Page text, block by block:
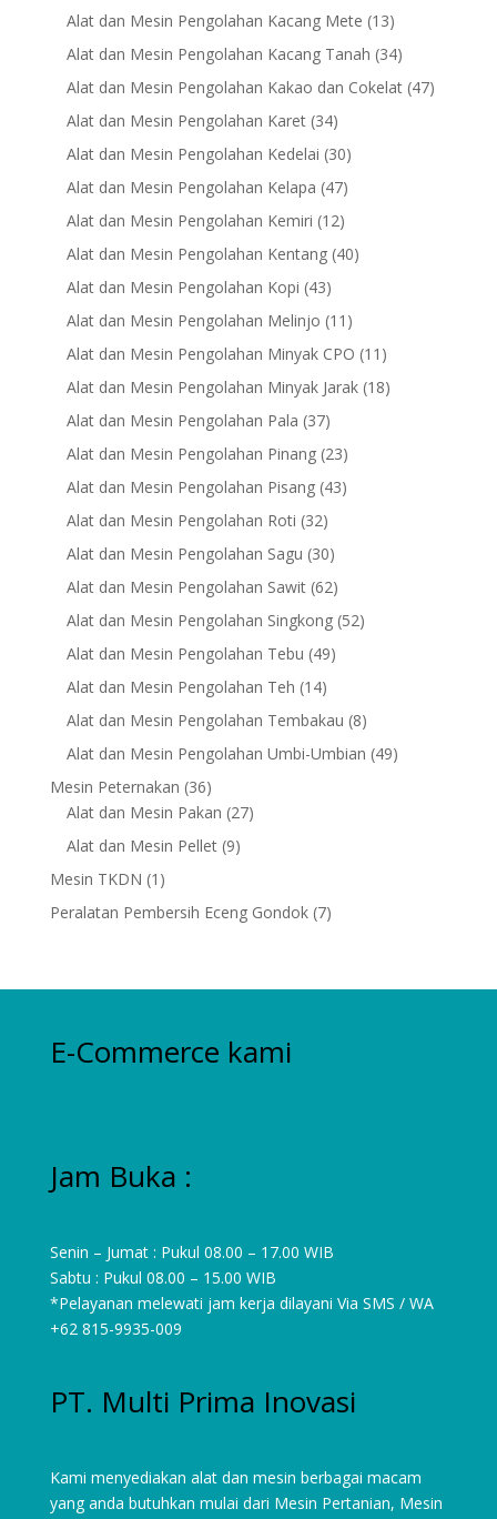
products
Alat dan Mesin Pengolahan Kacang Mete 1313
products
Alat dan Mesin Pengolahan Kacang Tanah 3434
products
Alat dan Mesin Pengolahan Kakao dan Cokelat 4747
Alat dan Mesin Pengolahan Karet 3434
products
Alat dan Mesin Pengolahan Kedelai 3030
products
Alat dan Mesin Pengolahan Kelapa 4747
products
Alat dan Mesin Pengolahan Kemiri 1212
products
Alat dan Mesin Pengolahan Kentang 4040
Alat dan Mesin Pengolahan Kopi 4343
products
Alat dan Mesin Pengolahan Melinjo 11 11
products
Alat dan Mesin Pengolahan Minyak CPO 11 11
products
Alat dan Mesin Pengolahan Minyak Jarak 1818
Alat dan Mesin Pengolahan Pala 3737
products
Alat dan Mesin Pengolahan Pinang 2323
products
Alat dan Mesin Pengolahan Pisang 4343
Alat dan Mesin Pengolahan Roti 3232
products
Alat dan Mesin Pengolahan Sagu 3030
products
Alat dan Mesin Pengolahan Sawit 6262
products
Alat dan Mesin Pengolahan Singkong 5252
Alat dan Mesin Pengolahan Tebu 4949
Alat dan Mesin Pengolahan Teh 1414
products
Alat dan Mesin Pengolahan Tembakau 88
products
Alat dan Mesin Pengolahan Umbi-Umbian 4949
Mesin Peternakan 3636
products
Alat dan Mesin Pakan 2727
Alat dan Mesin Pellet 99
Mesin TKDN 1 1
product
Peralatan Pembersih Eceng Gondok 77
E-Commerce kami
Jam Buka :
Senin – Jumat : Pukul 08.00 – 17.00 WIB
Sabtu : Pukul 08.00 – 15.00 WIB
*Pelayanan melewati jam kerja dilayani Via SMS / WA
+62 815-9935-009
PT. Multi Prima Inovasi
Kami menyediakan alat dan mesin berbagai macam
yang anda butuhkan mulai dari Mesin Pertanian, Mesin